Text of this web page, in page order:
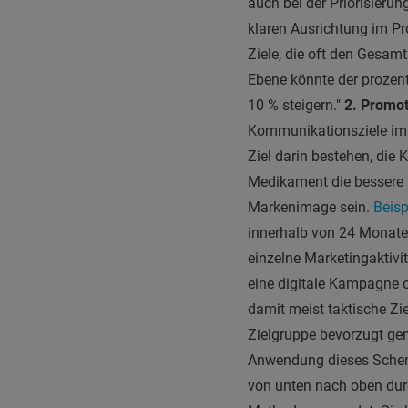
klaren Ausrichtung im
Ziele, die oft den
Ebene könnte der
10 % steigern." 2.
Kommunikationsziele im
Ziel darin bestehen, die
Medikament die
Markenimage sein.
innerhalb von 24
einzelne
eine digitale Kampagne
damit meist taktische
Zielgruppe bevorzugt
Anwendung dieses
von unten nach oben